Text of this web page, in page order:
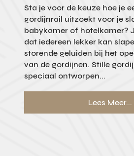
Sta je voor de keuze hoe je
gordijnrail uitzoekt voor je
babykamer of hotelkamer?
dat iedereen lekker kan
storende geluiden bij het
van de gordijnen. Stille
speciaal ontworpen...
Lees Meer...